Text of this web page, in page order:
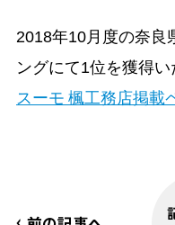
2018年10月度の奈良
ングにて1位を獲得い
スーモ 楓工務店掲載